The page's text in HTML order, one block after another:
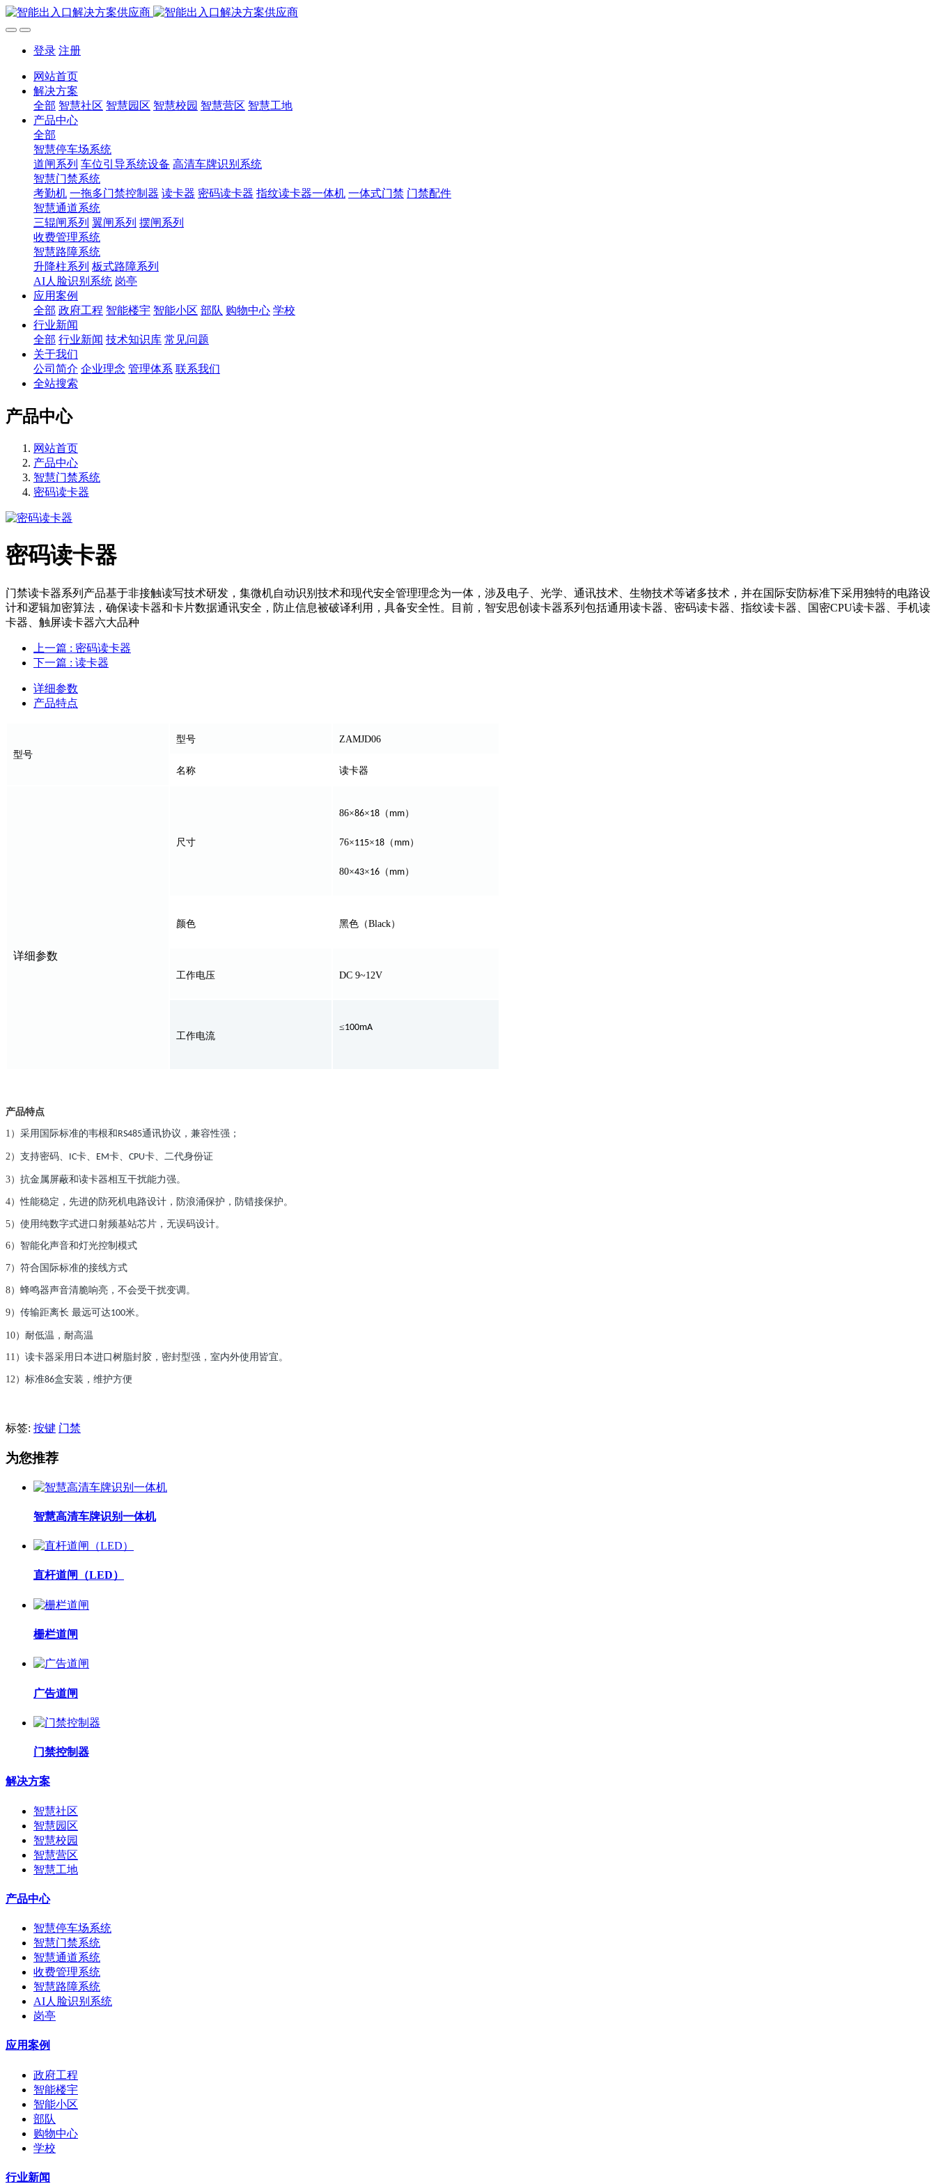
登录 注册
网站首页
解决方案
全部 智慧社区 智慧园区 智慧校园 智慧营区 智慧工地
产品中心
全部
智慧停车场系统
道闸系列 车位引导系统设备 高清车牌识别系统
智慧门禁系统
考勤机 一拖多门禁控制器 读卡器 密码读卡器 指纹读卡器一体机 一体式门禁 门禁配件
智慧通道系统
三辊闸系列 翼闸系列 摆闸系列
收费管理系统
智慧路障系统
升降柱系列 板式路障系列
AI人脸识别系统 岗亭
应用案例
全部 政府工程 智能楼宇 智能小区 部队 购物中心 学校
行业新闻
全部 行业新闻 技术知识库 常见问题
关于我们
公司简介 企业理念 管理体系 联系我们
全站搜索
产品中心
网站首页
产品中心
智慧门禁系统
密码读卡器
密码读卡器
门禁读卡器系列产品基于非接触读写技术研发，集微机自动识别技术和现代安全管理理念为一体，涉及电子、光学、通讯技术、生物技术等诸多技术，并在国际安防标准下采用独特的电路设
计和逻辑加密算法，确保读卡器和卡片数据通讯安全，防止信息被破译利用，具备安全性。目前，智安思创读卡器系列包括通用读卡器、密码读卡器、指纹读卡器、国密CPU读卡器、手机读
卡器、触屏读卡器六大品种
上一篇 : 密码读卡器
下一篇 : 读卡器
详细参数
产品特点
型号
型号 ZAMJD06
名称 读卡器
详细参数
尺寸
86×86×18 （ mm）
76×115×18 （ mm）
80×43×16 （ mm）
颜色 黑色（Black）
工作电压 DC 9~12V
工作电流
≤100mA
产品特点
1） 采用国际标准的韦根和 RS485通讯协议，兼容性强；
2） 支持密码、 IC卡、 EM卡、 CPU卡、二代身份证
3） 抗金属屏蔽和读卡器相互干扰能力强。
4）性能稳定，先进的防死机电路设计，防浪涌保护，防错接保护。
5） 使用纯数字式进口射频基站芯片，无误码设计。
6） 智能化声音和灯光控制模式
7） 符合国际标准的接线方式
8） 蜂鸣器声音清脆响亮，不会受干扰变调。
9） 传输距离长 最远可达100米。
10） 耐低温，耐高温
11） 读卡器采用日本进口树脂封胶，密封型强， 室内外使用皆宜。
12） 标准86盒安装，维护方便
标签: 按键 门禁
为您推荐
智慧高清车牌识别一体机
直杆道闸（LED）
栅栏道闸
广告道闸
门禁控制器
解决方案
智慧社区
智慧园区
智慧校园
智慧营区
智慧工地
产品中心
智慧停车场系统
智慧门禁系统
智慧通道系统
收费管理系统
智慧路障系统
AI人脸识别系统
岗亭
应用案例
政府工程
智能楼宇
智能小区
部队
购物中心
学校
行业新闻